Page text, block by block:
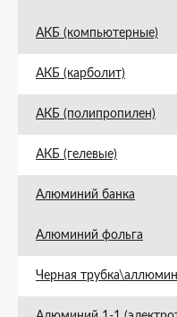
АКБ (компьютерные)
АКБ (карболит)
АКБ (полипропилен)
АКБ (гелевые)
Алюминий банка
Алюминий фольга
Черная